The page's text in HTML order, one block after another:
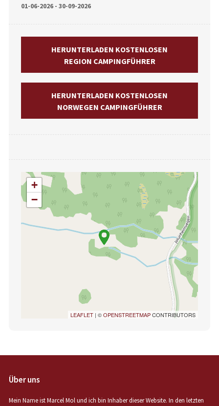
01-06-2026 - 30-09-2026
HERUNTERLADEN KOSTENLOSEN
REGION CAMPINGFÜHRER
HERUNTERLADEN KOSTENLOSEN
NORWEGEN CAMPINGFÜHRER
+
−
LEAFLET | ©OPENSTREETMAPCONTRIBUTORS
Über uns
Mein Name ist Marcel Mol und ich bin Inhaber dieser Website. In den letzten